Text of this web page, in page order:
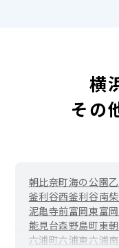
横
その
朝比奈町海の公園
釜利谷西釜利谷南
泥亀寺前富岡東富
能見台森野島町東
六浦町六浦東六浦南